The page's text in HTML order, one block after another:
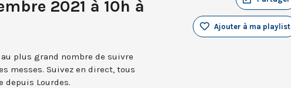
2021 à 10h à
Ajouter à ma playlist
plus grand nombre de suivre
messes. Suivez en direct, tous
depuis Lourdes.